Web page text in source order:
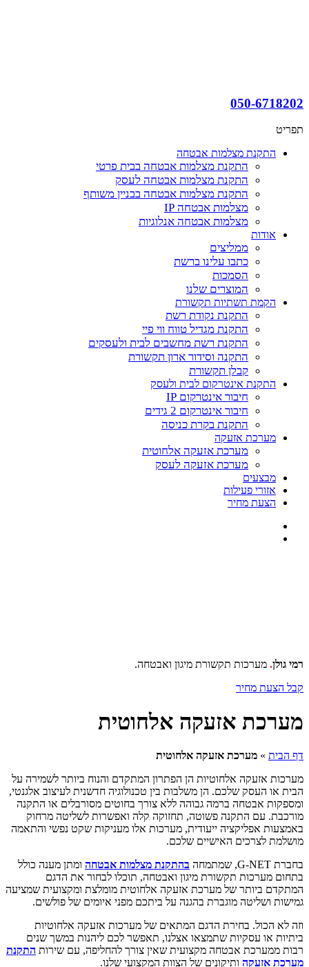
050-6718202
תפריט
התקנת מצלמות אבטחה
התקנת מצלמות אבטחה בבית פרטי
התקנת מצלמות אבטחה לעסק
התקנת מצלמות אבטחה בבניין משותף
מצלמות אבטחה IP
מצלמות אבטחה אנלוגיות
אודות
ממליצים
כתבו עלינו ברשת
הסמכות
המוצרים שלנו
הקמת תשתיות תקשורת
התקנת נקודת רשת
התקנת מגדיל טווח ווי פיי
התקנת רשת מחשבים לבית ולעסקים
התקנה וסידור ארון תקשורת
קבלן תקשורת
התקנת אינטרקום לבית ולעסק
חיבור אינטרקום IP
חיבור אינטרקום 2 גידים
התקנת בקרת כניסה
מערכת אזעקה
מערכת אזעקה אלחוטית
מערכת אזעקה לעסק
מבצעים
אזורי פעילות
הצעת מחיר
רמי גולן. מערכות תקשורת מיגון ואבטחה.
קבל הצעת מחיר
מערכת אזעקה אלחוטית
דף הבית » מערכת אזעקה אלחוטית
מערכות אזעקה אלחוטיות הן הפתרון המתקדם והנוח ביותר לשמירה על
הבית או העסק שלכם. הן משלבות בין טכנולוגיה חדשנית לעיצוב אלגנטי,
ומספקות אבטחה ברמה גבוהה ללא צורך בחוטים מסורבלים או התקנה
מורכבת. עם התקנה פשוטה, תחזוקה קלה ואפשרות לשליטה מרחוק
באמצעות אפליקציה ייעודית, מערכות אלו מעניקות שקט נפשי והתאמה
מושלמת לצרכים האישיים שלכם.
בחברת G-NET, שמתמחה
בהתקנת מצלמות אבטחה ומתן מענה כולל
בתחום מערכות תקשורת מיגון ואבטחה, תוכלו לבחור את הדגם
המתקדם ביותר של מערכת אזעקה אלחוטית מומלצת ומקצועית שמציעה
גמישות ושליטה מוגברת בהגנה על ביתכם מפני איומים של פולשים.
וזה לא הכול. בחירת הדגם המתאים של מערכות אזעקה אלחוטיות
ביתיות או עסקיות שתמצאו אצלנו, תאפשר לכם ליהנות במשך שנים
רבות ממערכת אבטחה מקצועית שאין צורך להחליפה, עם שירות התקנת
מערכת אזעקה ותיקונים של הצוות המקצועי שלנו.